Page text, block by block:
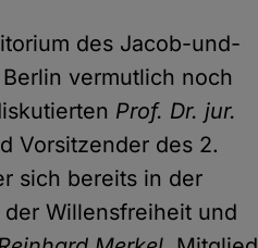
des Jacob-und-
vermutlich noch
Prof. Dr. jur.
Vorsitzender des 2.
sich bereits in der
Willensfreiheit und